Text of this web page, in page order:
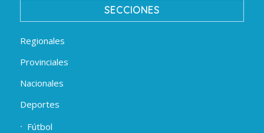
SECCIONES
Regionales
Provinciales
Nacionales
Deportes
Fútbol